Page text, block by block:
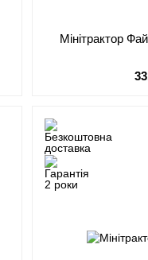
Мінітрактор